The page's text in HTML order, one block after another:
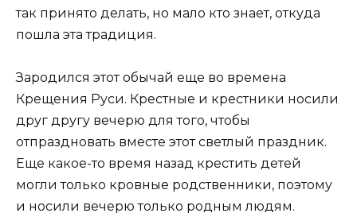
так принято делать, но мало кто знает, откуда
пошла эта традиция.
Зародился этот обычай еще во времена
Крещения Руси. Крестные и крестники носили
друг другу вечерю для того, чтобы
отпраздновать вместе этот светлый праздник.
Еще какое-то время назад крестить детей
могли только кровные родственники, поэтому
и носили вечерю только родным людям.